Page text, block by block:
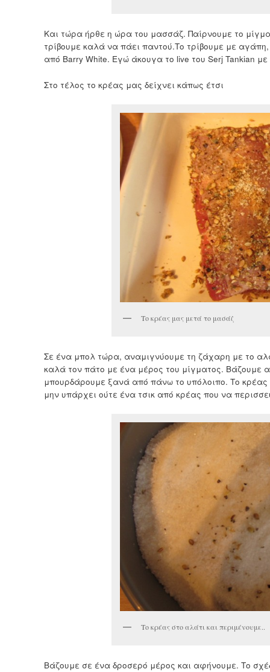
Και τώρα ήρθε η ώρα του μασσάζ. Παίρνουμε το
τρίβουμε καλά να πάει παντού.Το τρίβουμε με
από Barry White. Εγώ άκουγα το live του Serj Tankian
Στο τέλος το κρέας μας δείχνει κάπως έτσι
Το κρέας μας μετά το μασάζ
Σε ένα μπολ τώρα, αναμιγνύουμε τη ζάχαρη με το
καλά τον πάτο με ένα μέρος του μίγματος. Βάζουμε
μπουρδάρουμε ξανά από πάνω το υπόλοιπο. Το κρέας
μην υπάρχει ούτε ένα τσικ από κρέας που να
Το κρέας στο αλάτι και περιμένουμε..
Βάζουμε σε ένα δροσερό μέρος και αφήνουμε. Το